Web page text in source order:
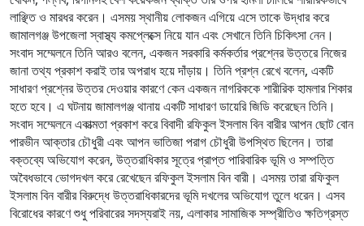
লাঞ্ছিত ও মারধর করেন। এসময় স্থানীয় লোকজন এগিয়ে এসে তাকে উদ্ধার করে
জামালগঞ্জ উপজেলা স্বাস্থ্য কমপ্লেক্সে নিয়ে যান এবং সেখানে তিনি চিকিৎসা নেন।
‎সংবাদ সম্মেলনে তিনি আরও বলেন, একজন সরকারি কর্মকর্তার প্রশ্নের উত্তরে নিজের
জানা তথ্য প্রকাশ করাই তার অপরাধ হয়ে দাঁড়ায়। তিনি প্রশ্ন রেখে বলেন, একটি
সাধারণ প্রশ্নের উত্তর দেওয়ার কারণে কেন একজন নাগরিককে শারীরিক হামলার শিকার
হতে হবে। এ ঘটনায় জামালগঞ্জ থানায় একটি সাধারণ ডায়েরি জিডি করেছেন তিনি।
‎সংবাদ সম্মেলনে একাত্মতা প্রকাশ করে বিবাদী রফিকুল ইসলাম বিন বারীর আপন ছোট বোন
পারভীন আক্তার চৌধুরী এবং আপন ভাতিজা পরাগ চৌধুরী উপস্থিত ছিলেন। তারা
বক্তব্যে অভিযোগ করেন, উত্তরাধিকার সূত্রে প্রাপ্ত পারিবারিক ভূমি ও সম্পত্তি
অবৈধভাবে ভোগদখল করে রেখেছেন রফিকুল ইসলাম বিন বারী। এসময় তারা রফিকুল
ইসলাম বিন বারীর বিরুদ্ধে উত্তরাধিকারদের ভূমি দখলের অভিযোগ তুলে ধরেন। এসব
বিরোধের কারণে শুধু পরিবারের সদস্যরাই নয়, এলাকার সামাজিক সম্প্রীতিও ক্ষতিগ্রস্ত